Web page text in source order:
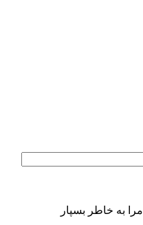
مرا به خاطر بسپار